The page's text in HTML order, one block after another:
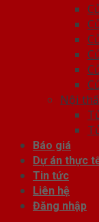
Nội
Báo giá
Dự án thực
Tin tức
Liên hệ
Đăng nhập